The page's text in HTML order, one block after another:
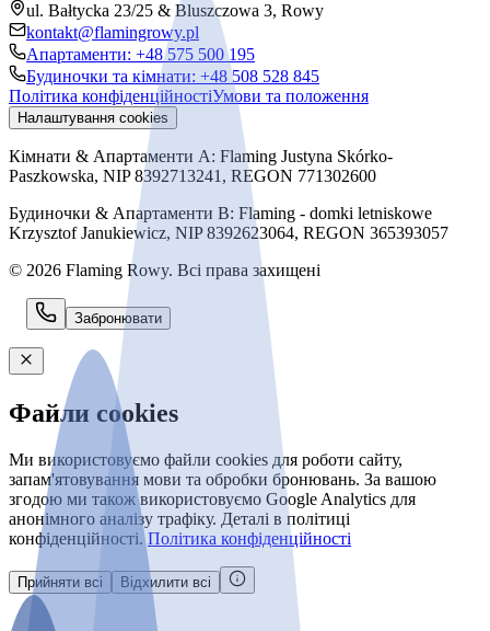
ul. Bałtycka 23/25 & Bluszczowa 3, Rowy
kontakt@flamingrowy.pl
Апартаменти: +48 575 500 195
Будиночки та кімнати: +48 508 528 845
Політика конфіденційностіУмови та положення
Налаштування cookies
Кімнати & Апартаменти A: Flaming Justyna Skórko-
Paszkowska, NIP8392713241 , REGON 771302600
Будиночки & Апартаменти B: Flaming - domki letniskowe
Krzysztof Janukiewicz, NIP8392623064, REGON 365393057
© 2026 Flaming Rowy. Всі права захищені
Забронювати
Файли cookies
Ми використовуємо файли cookies для роботи сайту,
запам'ятовування мови та обробки бронювань. За вашою
згодою ми також використовуємо Google Analytics для
анонімного аналізу трафіку. Деталі в політиці
конфіденційності. Політика конфіденційності
Прийняти всі Відхилити всі